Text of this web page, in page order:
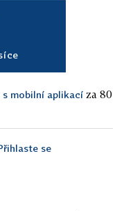
s mobilní aplikací za 80
se